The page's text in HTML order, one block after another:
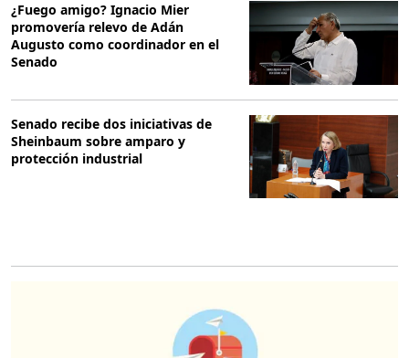
¿Fuego amigo? Ignacio Mier
promovería relevo de Adán
Augusto como coordinador en el
Senado
Senado recibe dos iniciativas de
Sheinbaum sobre amparo y
protección industrial